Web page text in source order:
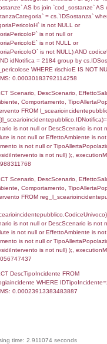
sql: SELECT
rofi.DescAltro FROM
cod_territori_tipologia ON
0.067841053009033
sql: SELECT
_limitrofi.DescAltro